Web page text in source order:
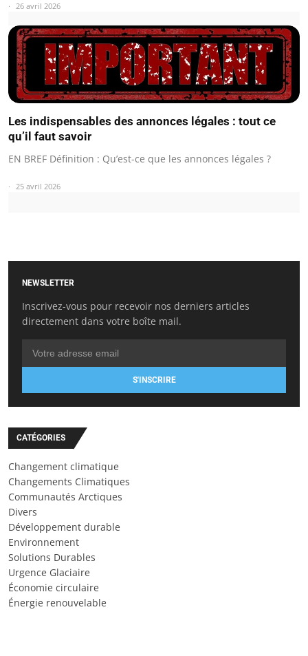
26 avril 2026
Les indispensables des annonces légales : tout ce
qu’il faut savoir
EN BREF Définition : Qu’est-ce que les annonces légales ?
25 avril 2026
NEWSLETTER
Inscrivez-vous pour recevoir nos derniers articles
directement dans votre boîte mail.
S'INSCRIRE
CATÉGORIES
Changement climatique
Changements Climatiques
Communautés Arctiques
Divers
Développement durable
Environnement
Solutions Durables
Urgence Glaciaire
Économie circulaire
Énergie renouvelable